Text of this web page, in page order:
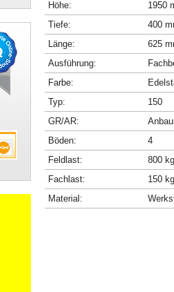
Höhe:
1950
Tiefe:
400
Länge:
625
Ausführung:
Farbe:
Typ:
150
GR/AR:
Böden:
4
Feldlast:
800 kg
Fachlast:
150 kg
Material: